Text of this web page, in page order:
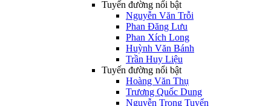
Tuyến đường nổi bật
Nguyễn Văn Trỗi
Phan Đăng Lưu
Phan Xích Long
Huỳnh Văn Bánh
Trần Huy Liệu
Tuyến đường nổi bật
Hoàng Văn Thụ
Trương Quốc Dung
Nguyễn Trọng Tuyển